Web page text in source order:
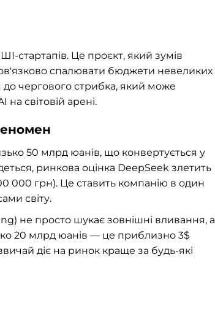
стартапів. Це проєкт, який зумів
спалювати бюджети невеликих
до чергового стрибка, який може
на світовій арені.
50 млрд юанів, що конвертується у
ринкова оцінка DeepSeek злетить
000 грн). Це ставить компанію в один
світу.
не просто шукає зовнішні вливання, а
20 млрд юанів — це приблизно 3$
діє на ринок краще за будь-які